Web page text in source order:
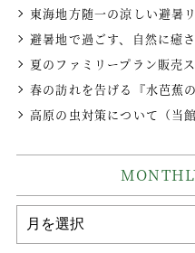
東海地方随一の涼しい避暑
避暑地で過ごす、自然に癒
夏のファミリープラン販売
春の訪れを告げる『水芭蕉の
高原の虫対策について（当
MONTHLY
ARCHIVE